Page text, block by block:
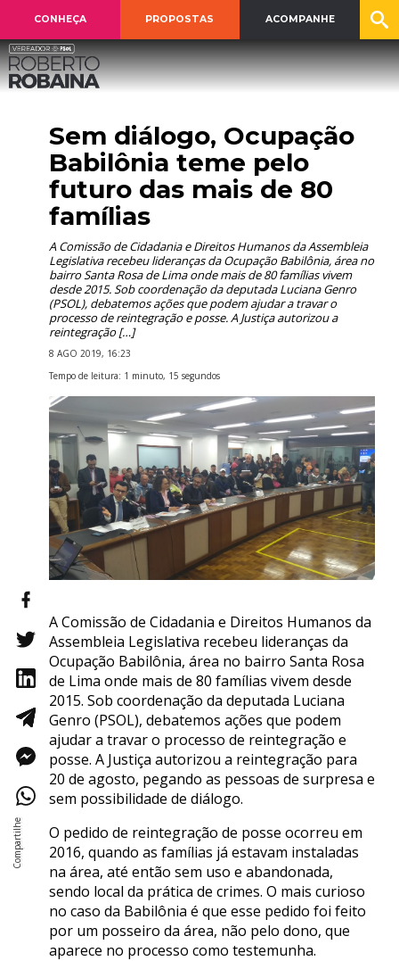
CONHEÇA PROPOSTAS ACOMPANHE
Sem diálogo, Ocupação
Babilônia teme pelo
futuro das mais de 80
famílias
A Comissão de Cidadania e Direitos Humanos da Assembleia
Legislativa recebeu lideranças da Ocupação Babilônia, área no
bairro Santa Rosa de Lima onde mais de 80 famílias vivem
desde 2015. Sob coordenação da deputada Luciana Genro
(PSOL), debatemos ações que podem ajudar a travar o
processo de reintegração e posse. A Justiça autorizou a
reintegração […]
8 AGO 2019, 16:23
Tempo de leitura: 1 minuto, 15 segundos
A Comissão de Cidadania e Direitos Humanos da
Assembleia Legislativa recebeu lideranças da
Ocupação Babilônia, área no bairro Santa Rosa
de Lima onde mais de 80 famílias vivem desde
2015. Sob coordenação da deputada Luciana
Genro (PSOL), debatemos ações que podem
ajudar a travar o processo de reintegração e
posse. A Justiça autorizou a reintegração para
20 de agosto, pegando as pessoas de surpresa e
sem possibilidade de diálogo.
O pedido de reintegração de posse ocorreu em
2016, quando as famílias já estavam instaladas
na área, até então sem uso e abandonada,
sendo local da prática de crimes. O mais curioso
no caso da Babilônia é que esse pedido foi feito
por um posseiro da área, não pelo dono, que
aparece no processo como testemunha.